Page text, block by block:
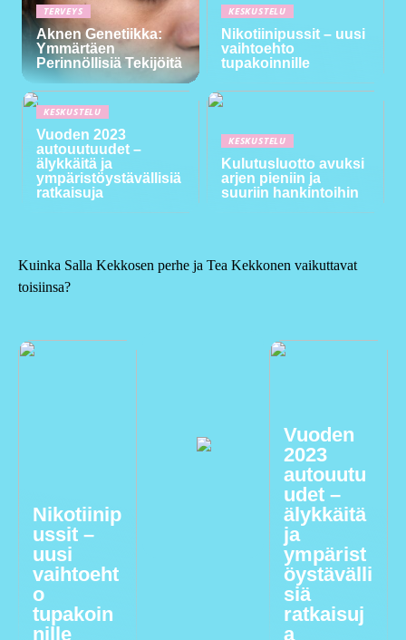
TERVEYS
Aknen Genetiikka:
Ymmärtäen
Perinnöllisiä Tekijöitä
KESKUSTELU
Nikotiinipussit – uusi
vaihtoehto
tupakoinnille
KESKUSTELU
Vuoden 2023
autouutuudet –
älykkäitä ja
ympäristöystävällisiä
ratkaisuja
KESKUSTELU
Kulutusluotto avuksi
arjen pieniin ja
suuriin hankintoihin
Kuinka Salla Kekkosen perhe ja Tea Kekkonen vaikuttavat
toisiinsa?
Nikotiinip
ussit –
uusi
vaihtoeht
o
tupakoin
nille
Vuoden
2023
autouutu
udet –
älykkäitä
ja
ympärist
öystävälli
siä
ratkaisuj
a